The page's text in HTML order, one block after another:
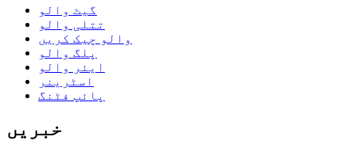
گیٹ والو
تتلی والو
والو چیک کریں
پلگ والو
ایئر والو
اسٹرینر
پائپ فٹنگ
خبریں